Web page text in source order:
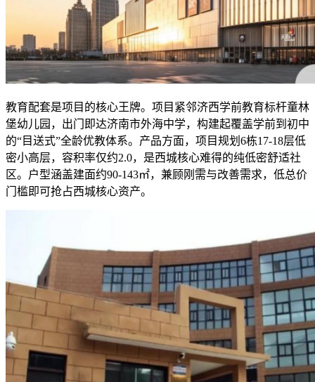
教育配套是项目的核心王牌。项目紧邻济西学前教育标杆童林
堡幼儿园，出门即达济南市外海中学，构建起覆盖学前到初中
的“目送式”全龄优教体系。产品方面，项目规划6栋17-18层低
密小高层，容积率仅约2.0，是西城核心难得的纯低密舒适社
区。户型涵盖建面约90-143㎡，兼顾刚需与改善需求，低总价
门槛即可抢占西城核心资产。